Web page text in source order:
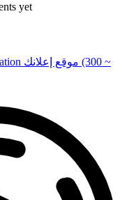
yet
موقع إعلانك (300 ~